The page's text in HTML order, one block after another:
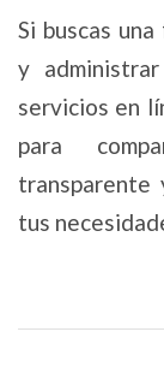
Si buscas
y
servicios en
para
transparente
tus